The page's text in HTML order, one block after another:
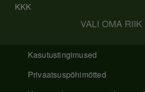
KKK
VALI OMA RIIK
Kasutustingimused
Privaatsuspõhimõtted